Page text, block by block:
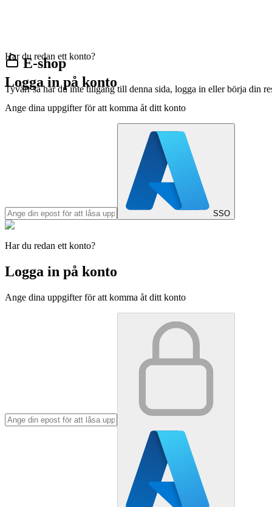
E-shop
Tyvärr så har du inte tillgång till denna sida, logga in eller börja din
Har du redan ett konto?
Logga in på konto
Ange dina uppgifter för att komma åt ditt konto
SSO
Har du redan ett konto?
Logga in på konto
Ange dina uppgifter för att komma åt ditt konto